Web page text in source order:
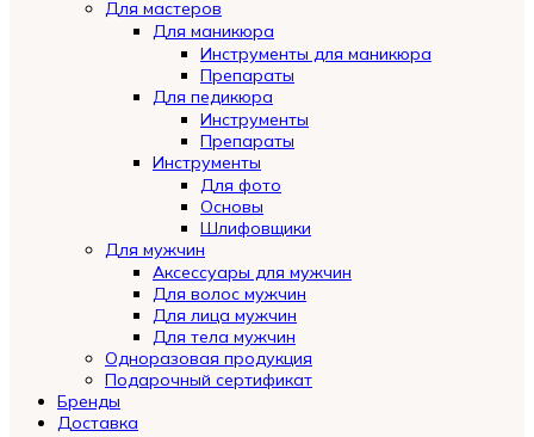
Для мастеров
Для маникюра
Инструменты для маникюра
Препараты
Для педикюра
Инструменты
Препараты
Инструменты
Для фото
Основы
Шлифовщики
Для мужчин
Аксессуары для мужчин
Для волос мужчин
Для лица мужчин
Для тела мужчин
Одноразовая продукция
Подарочный сертификат
Automatically
Hierarchic
Бренды
Доставка